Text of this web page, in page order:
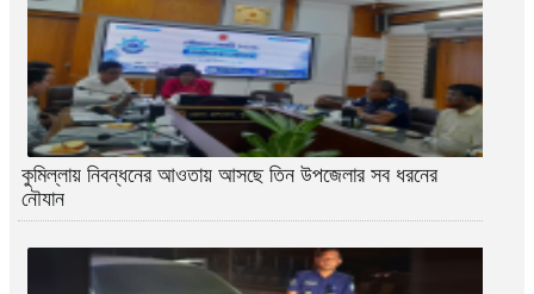
কুমিল্লায় নিবন্ধনের আওতায় আসছে তিন উপজেলার সব ধরনের
নৌযান